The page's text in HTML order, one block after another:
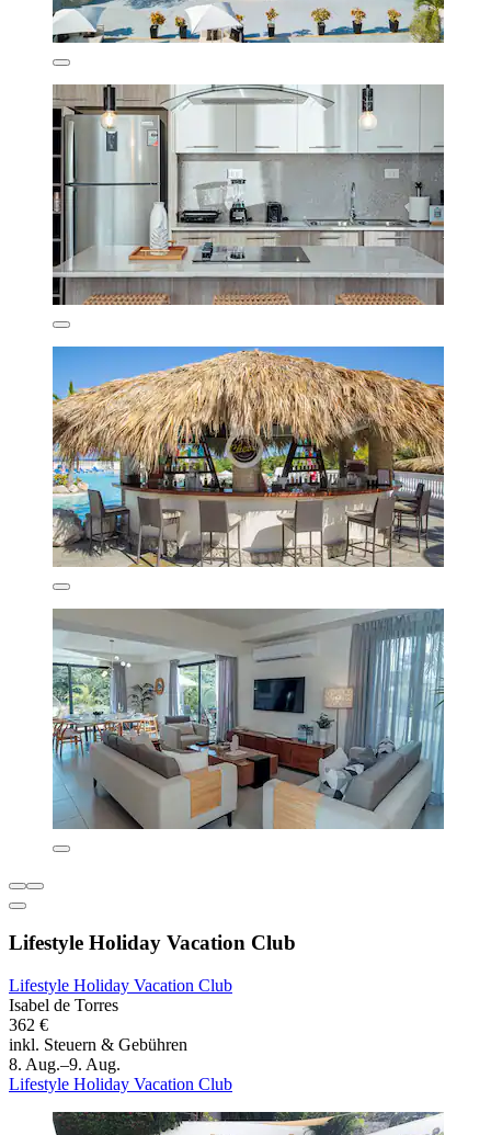
Lifestyle Holiday Vacation Club
Lifestyle Holiday Vacation Club
Isabel de Torres
362 €
inkl. Steuern & Gebühren
8. Aug.–9. Aug.
Lifestyle Holiday Vacation Club